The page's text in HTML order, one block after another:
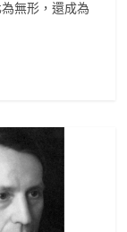
無形，還成為